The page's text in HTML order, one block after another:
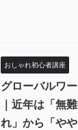
おしゃれ初心者講座
グローバルワ
｜近年は「無
れ」から「やや